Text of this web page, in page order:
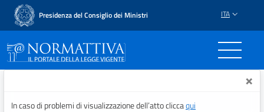
Presidenza del Consiglio dei Ministri ITA
Normattiva - Il portale ×
In caso di problemi di visualizzazione dell’atto cliccaqui